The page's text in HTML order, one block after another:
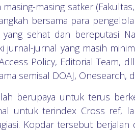
masing satker
bersama para
sehat dan bereputasi
jurnal-jurnal yang masih
Policy, Editorial Team,
semisal DOAJ, Onesearch,
berupaya untuk terus
untuk terindex Cross ref,
Kopdar tersebut